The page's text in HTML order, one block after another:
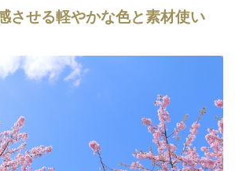
させる軽やかな色と素材使い